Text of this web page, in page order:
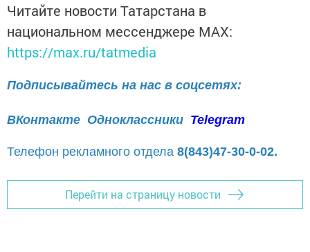
Читайте новости Татарстана в
национальном мессенджере MАХ:
https://max.ru/tatmedia
Подписывайтесь на нас в соцсетях:
ВКонтакте Одноклассники Telegram
Телефон рекламного отдела 8(843)47-30-0-02.
Перейти на страницу новости